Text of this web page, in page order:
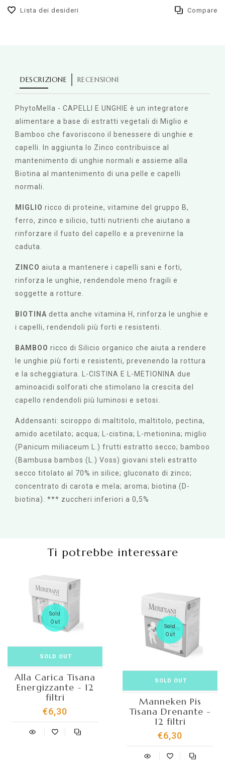
Lista dei desideri Compare
DESCRIZIONE RECENSIONI
PhytoMella - CAPELLI E UNGHIE è un integratore
alimentare a base di estratti vegetali di Miglio e
Bamboo che favoriscono il benessere di unghie e
capelli. In aggiunta lo Zinco contribuisce al
mantenimento di unghie normali e assieme alla
Biotina al mantenimento di una pelle e capelli
normali.
MIGLIO ricco di proteine, vitamine del gruppo B,
ferro, zinco e silicio, tutti nutrienti che aiutano a
rinforzare il fusto del capello e a prevenirne la
caduta.
ZINCO aiuta a mantenere i capelli sani e forti,
rinforza le unghie, rendendole meno fragili e
soggette a rotture.
BIOTINA detta anche vitamina H, rinforza le unghie e
i capelli, rendendoli più forti e resistenti.
BAMBOO ricco di Silicio organico che aiuta a rendere
le unghie più forti e resistenti, prevenendo la rottura
e la scheggiatura. L-CISTINA E L-METIONINA due
aminoacidi solforati che stimolano la crescita del
capello rendendoli più luminosi e setosi.
Addensanti: sciroppo di maltitolo, maltitolo, pectina,
amido acetilato; acqua; L-cistina; L-metionina; miglio
(Panicum miliaceum L.) frutti estratto secco; bamboo
(Bambusa bambos (L.) Voss) giovani steli estratto
secco titolato al 70% in silice; gluconato di zinco;
concentrato di carota e mela; aroma; biotina (D-
biotina). *** zuccheri inferiori a 0,5%
Ti potrebbe interessare
Sold
Out
SOLD OUT
Alla Carica Tisana
Energizzante - 12
filtri
€6,30
Sold
Out
SOLD OUT
Manneken Pis
Tisana Drenante -
12 filtri
€6,30